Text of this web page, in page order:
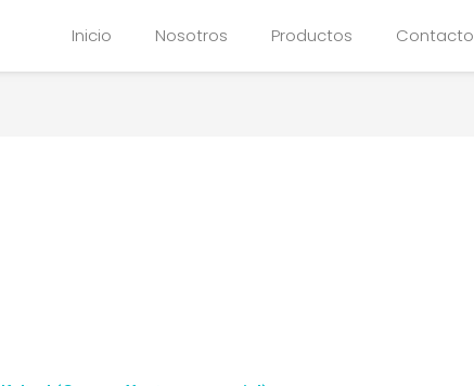
Inicio Nosotros Productos Contacto